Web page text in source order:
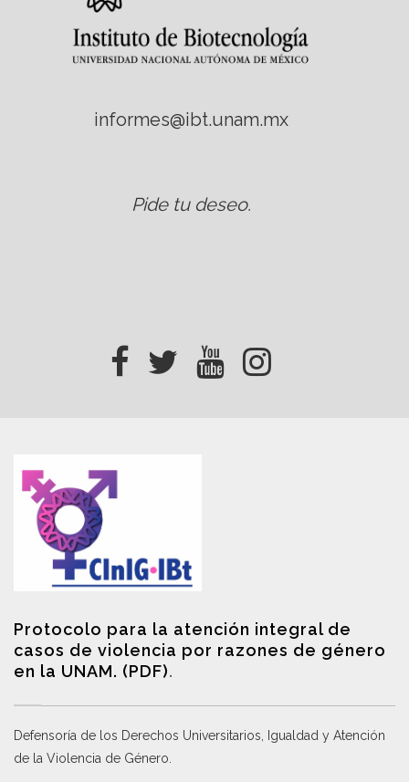
informes@ibt.unam.mx
Pide tu deseo.
Protocolo para la atención integral de
casos de violencia por razones de género
en la UNAM. (PDF).
Defensoría de los Derechos Universitarios, Igualdad y Atención
de la Violencia de Género